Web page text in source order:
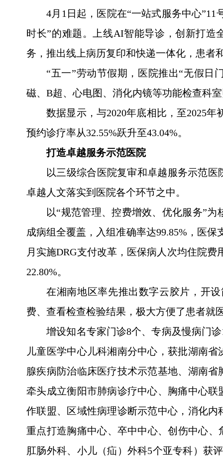
4月1日起，医院在“一站式服务中心
时长”的难题。上线AI智能导诊，创新打造
务，推出线上病历复印和快递一体化，患者
“五一”劳动节假期，医院推出“无假日
磁、B超、心电图、消化内镜等功能检查科
数据显示，与2020年底相比，至2025
预约诊疗率从32.55%跃升至43.04%。
打造卓越服务示范医院
以三级综合医院复审和卓越服务示范
卓越人文落实到医院各个环节之中。
以“规范管理、控费增效、优化服务”
成病组全覆盖，入组准确率达99.85%，医
月实施DRG支付改革，医保病人次均住院
22.80%。
在湘南地区率先推出数字云胶片，开
费、查看检查检验结果，极大方便了患者就
增设知名专家门诊8个、专病及慢病门
儿童医学中心儿科湘南分中心，获批湖南
腺疾病防治临床医疗技术示范基地、湖南
牵头成立衡阳市肺病诊疗中心、胸痛中心
作联盟、区域性病理诊断示范中心，消化
重点打造胸痛中心、卒中中心、创伤中心
肛肠外科、小儿（疝）外科5个亚专科）获